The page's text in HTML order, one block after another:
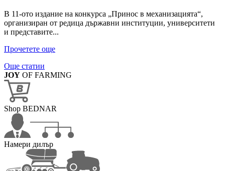
В 11-ото издание на конкурса „Принос в механизацията“,
организиран от редица държавни институции, университети
и представите...
Прочетете още
Още статии
JOY OF FARMING
Shop BEDNAR
Намери дилър